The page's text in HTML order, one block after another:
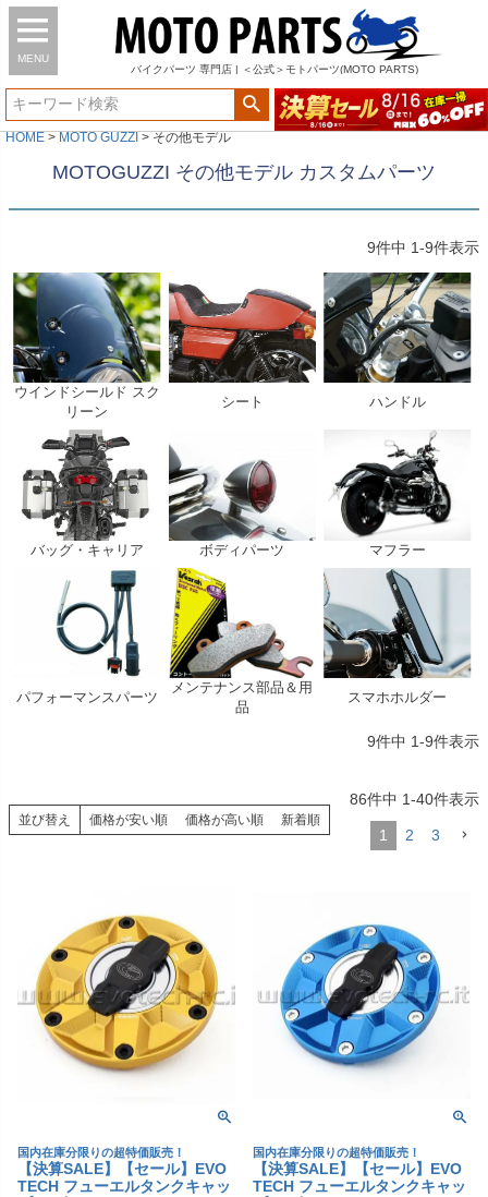
MENU
バイク パーツ 専門店 | ＜公式＞モトパーツ(MOTO PARTS)
HOME MOTO GUZZI その他モデル
MOTOGUZZI その他モデル カスタムパーツ
9件中 1-9件表示
ウインドシールド スク
リーン
シート ハンドル
バッグ・キャリア ボディパーツ マフラー
パフォーマンスパーツ
メンテナンス部品＆用
品
スマホホルダー
9件中 1-9件表示
並び替え 価格が安い順 価格が高い順 新着順
86件中 1-40件表示
1 2 3
国内在庫分限りの超特価販売！
【決算SALE】【セール】EVO
TECH フューエルタンクキャッ
国内在庫分限りの超特価販売！
【決算SALE】【セール】EVO
TECH フューエルタンクキャッ